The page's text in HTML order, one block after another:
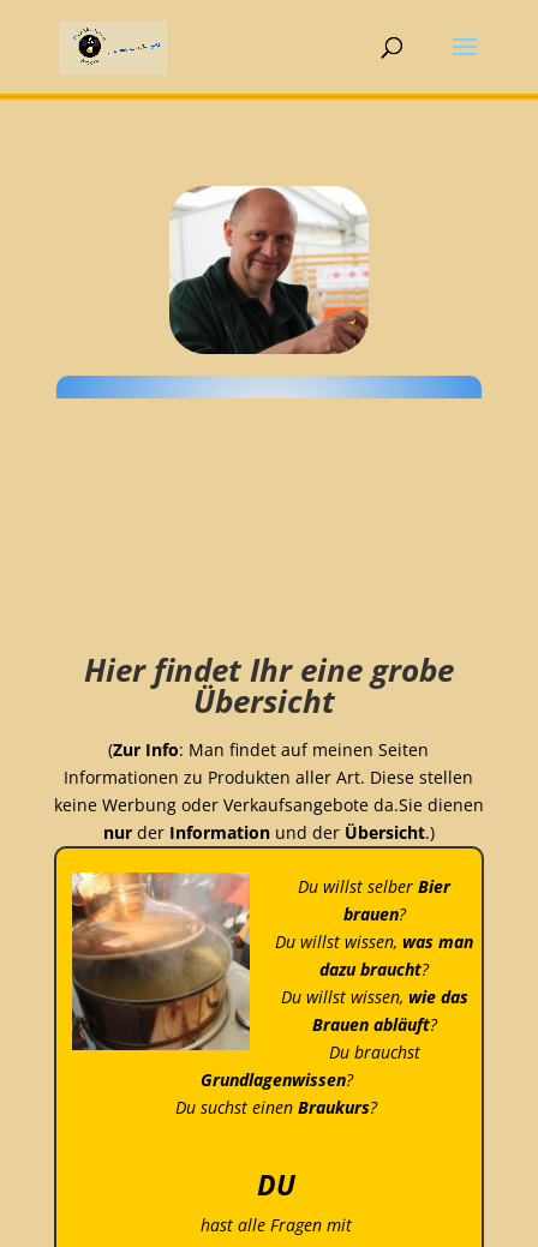
Hier findet Ihr eine grobe
Übersicht
(Zur Info: Man findet auf meinen Seiten
Informationen zu Produkten aller Art. Diese stellen
keine Werbung oder Verkaufsangebote da.Sie dienen
nurder Information und derÜbersicht.)
Du willst selberBier
brauen?
Du willst wissen,was man
dazu braucht?
Du willst wissen, wie das
Brauen abläuft?
Du brauchst
Grundlagenwissen?
Du suchst einenBraukurs?
DU
hast alle Fragen mit